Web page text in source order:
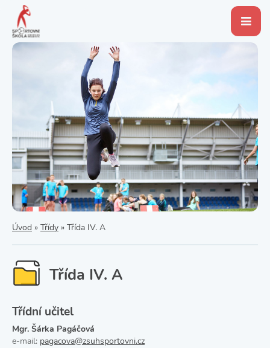
Úvod » Třídy » Třída IV. A
Třída IV. A
Třídní učitel
Mgr. Šárka Pagáčová
e-mail: pagacova@zsuhsportovni.cz